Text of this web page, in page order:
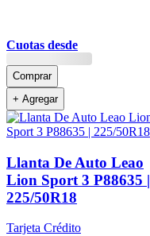
Cuotas desde
Comprar
+ Agregar
Llanta De Auto Leao
Lion Sport 3 P88635 |
225/50R18
Tarjeta Crédito